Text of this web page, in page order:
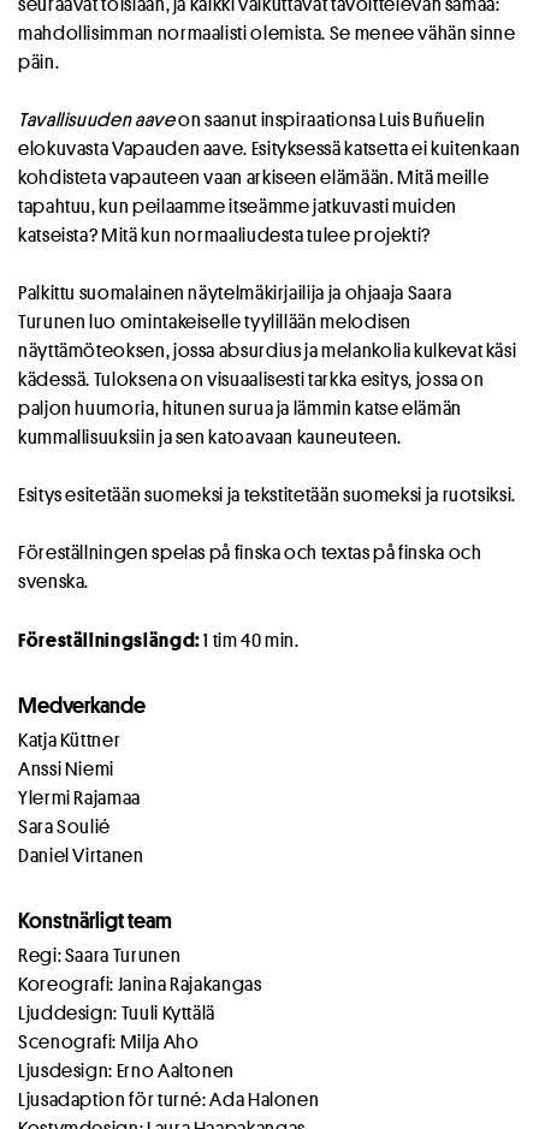
mahdollisimman normaalisti olemista. Se menee vähän sinne
päin.
Tavallisuuden aaveon saanut inspiraationsa Luis Buñuelin
elokuvasta Vapauden aave. Esityksessä katsetta ei kuitenkaan
kohdisteta vapauteen vaan arkiseen elämään. Mitä meille
tapahtuu, kun peilaamme itseämme jatkuvasti muiden
katseista? Mitä kun normaaliudesta tulee projekti?
Palkittu suomalainen näytelmäkirjailija ja ohjaaja Saara
Turunen luo omintakeiselle tyylillään melodisen
näyttämöteoksen, jossa absurdius ja melankolia kulkevat käsi
kädessä. Tuloksena on visuaalisesti tarkka esitys, jossa on
paljon huumoria, hitunen surua ja lämmin katse elämän
kummallisuuksiin ja sen katoavaan kauneuteen.
Esitys esitetään suomeksi ja tekstitetään suomeksi ja ruotsiksi.
Föreställningen spelas på finska och textas på finska och
svenska.
Föreställningslängd:1 tim 40 min.
Medverkande
Katja Küttner
Anssi Niemi
Ylermi Rajamaa
Sara Soulié
Daniel Virtanen
Konstnärligt team
Regi: Saara Turunen
Koreografi: Janina Rajakangas
Ljuddesign: Tuuli Kyttälä
Scenografi: Milja Aho
Ljusdesign: Erno Aaltonen
Ljusadaption för turné: Ada Halonen